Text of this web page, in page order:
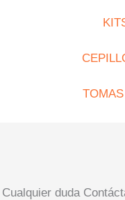
Cualquier duda